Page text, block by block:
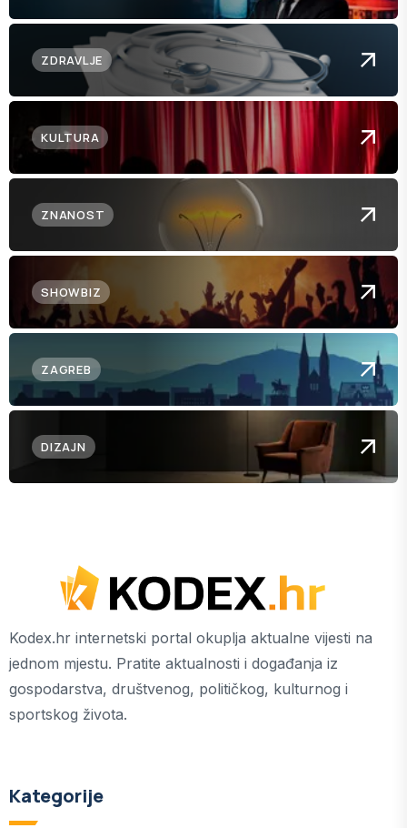
ZDRAVLJE
KULTURA
ZNANOST
SHOWBIZ
ZAGREB
DIZAJN
Kodex.hr internetski portal okuplja aktualne vijesti na
jednom mjestu. Pratite aktualnosti i događanja iz
gospodarstva, društvenog, političkog, kulturnog i
sportskog života.
Kategorije